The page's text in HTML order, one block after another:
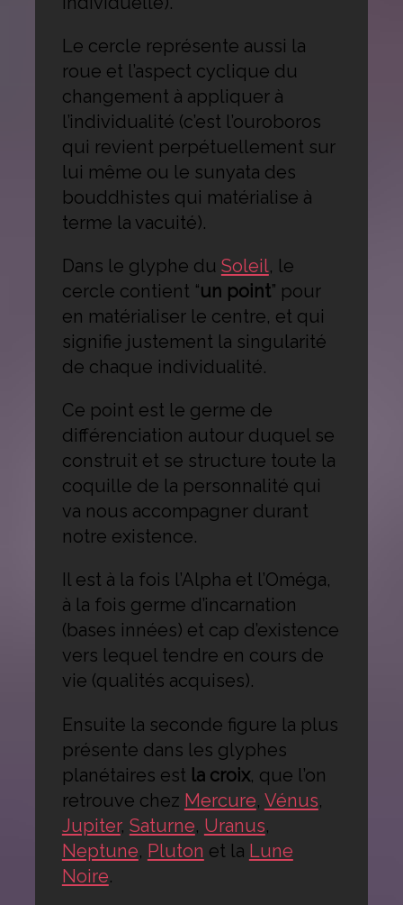
Le cercle représente aussi la
roue et l’aspect cyclique du
changement à appliquer à
l’individualité (c’est l’ouroboros
qui revient perpétuellement sur
lui même ou le sunyata des
bouddhistes qui matérialise à
terme la vacuité).
Dans le glyphe du Soleil, le
cercle contient “un point” pour
en matérialiser le centre, et qui
signifie justement la singularité
de chaque individualité.
Ce point est le germe de
différenciation autour duquel se
construit et se structure toute la
coquille de la personnalité qui
va nous accompagner durant
notre existence.
Il est à la fois l’Alpha et l’Oméga,
à la fois germe d’incarnation
(bases innées) et cap d’existence
vers lequel tendre en cours de
vie (qualités acquises).
Ensuite la seconde figure la plus
présente dans les glyphes
planétaires est la croix, que l’on
retrouve chez Mercure, Vénus,
Jupiter, Saturne, Uranus,
Neptune, Pluton et la Lune
Noire.